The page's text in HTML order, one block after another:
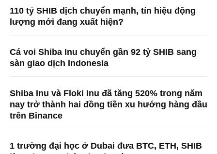
110 tỷ SHIB dịch chuyển mạnh, tín hiệu động
lượng mới đang xuất hiện?
Cá voi Shiba Inu chuyển gần 92 tỷ SHIB sang
sàn giao dịch Indonesia
Shiba Inu và Floki Inu đã tăng 520% ​​trong năm
nay trở thành hai đồng tiền xu hướng hàng đầu
trên Binance
1 trường đại học ở Dubai đưa BTC, ETH, SHIB